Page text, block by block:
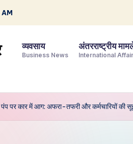
व्यवसाय
Business News
अंतरराष्ट्रीय
International
पंप पर कार में आग: अफरा-तफरी और कर्मचारियों की